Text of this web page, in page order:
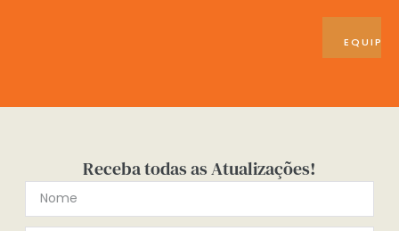
Receba todas as Atualizações!